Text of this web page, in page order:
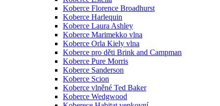
Koberce Florence Broadhurst
Koberce Harlequin
Koberce Laura Ashley
Koberce Marimekko vlna
Koberce Orla Kiely vlna
Koberce pro děti Brink and Campman
Koberce Pure Morris
Koberce Sanderson
Koberce Scion
Koberce vlněné Ted Baker
Koberce Wedgwood